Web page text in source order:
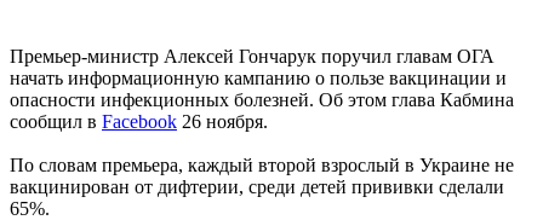
Премьер-министр Алексей Гончарук поручил главам ОГА
начать информационную кампанию о пользе вакцинации и
опасности инфекционных болезней. Об этом глава Кабмина
сообщил в Facebook 26 ноября.
По словам премьера, каждый второй взрослый в Украине не
вакцинирован от дифтерии, среди детей прививки сделали
65%.